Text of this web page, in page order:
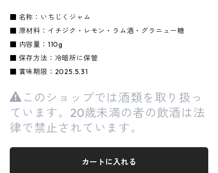
■ 名称：いちじくジャム
■ 原材料：イチジク・レモン・ラム酒・グラニュー糖
■ 内容量：110g
■ 保存方法：冷暗所に保管
■ 賞味期限：2025.5.31
このショップでは酒類を取り扱っ
ています。20歳未満の者の飲酒は法
律で禁止されています。
カートに入れる